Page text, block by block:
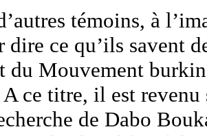
témoins, à
dire ce qu’ils savent
du Mouvement
ce titre, il est revenu
de Dabo